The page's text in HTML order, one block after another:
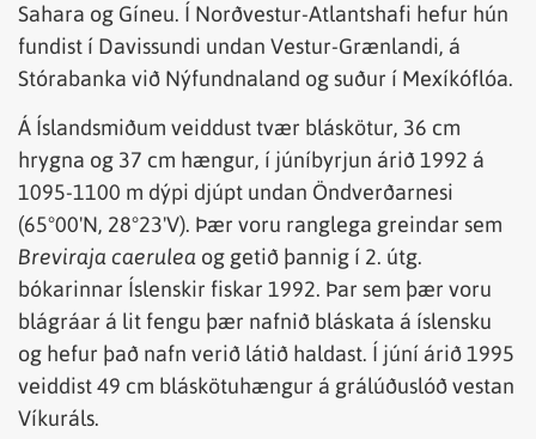
Sahara og Gíneu. Í Norðvestur-Atlantshafi hefur hún
fundist í Davissundi undan Vestur-Grænlandi, á
Stórabanka við Nýfundnaland og suður í Mexíkóflóa.
Á Íslandsmiðum veiddust tvær bláskötur, 36 cm
hrygna og 37 cm hængur, í júníbyrjun árið 1992 á
1095-1100 m dýpi djúpt undan Öndverðarnesi
(65°00'N, 28°23'V). Þær voru ranglega greindar sem
Breviraja caerulea og getið þannig í 2. útg.
bókarinnar Íslenskir fiskar 1992. Þar sem þær voru
blágráar á lit fengu þær nafnið bláskata á íslensku
og hefur það nafn verið látið haldast. Í júní árið 1995
veiddist 49 cm bláskötuhængur á grálúðuslóð vestan
Víkuráls.